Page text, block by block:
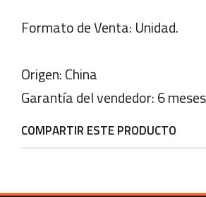
Formato de Venta: Unidad.
Origen: China
Garantía del vendedor: 6 meses
COMPARTIR ESTE PRODUCTO